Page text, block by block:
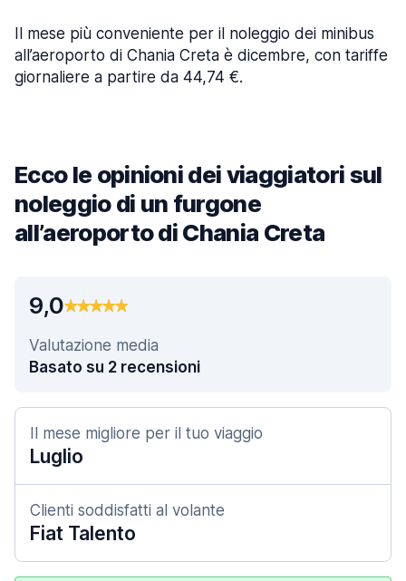
Il mese più conveniente per il noleggio dei minibus
all’aeroporto di Chania Creta è dicembre, con tariffe
giornaliere a partire da 44,74 €.
Ecco le opinioni dei viaggiatori sul
noleggio di un furgone
all’aeroporto di Chania Creta
9,0
Valutazione media
Basato su 2 recensioni
Il mese migliore per il tuo viaggio
Luglio
Clienti soddisfatti al volante
Fiat Talento